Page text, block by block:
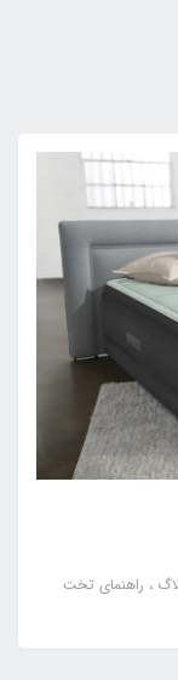
راهنمای تخت